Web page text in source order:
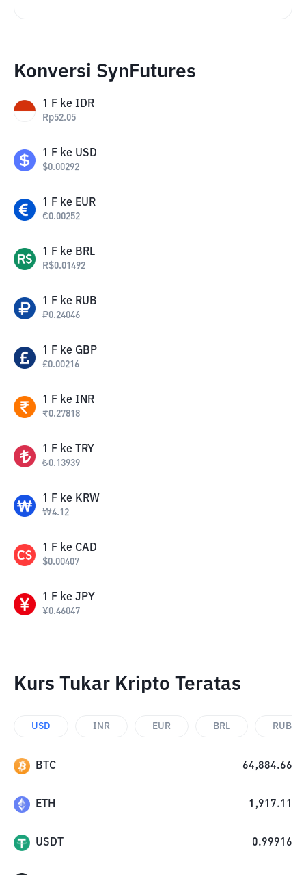
Konversi SynFutures
1 F ke IDR
Rp52.05
1 F ke USD
$0.00292
1 F ke EUR
€0.00252
1 F ke BRL
R$0.01492
1 F ke RUB
₽0.24046
1 F ke GBP
£0.00216
1 F ke INR
₹0.27818
1 F ke TRY
₺0.13939
1 F ke KRW
₩4.12
1 F ke CAD
$0.00407
1 F ke JPY
¥0.46047
Kurs Tukar Kripto Teratas
USD INR EUR BRL RUB
BTC 64,884.66
ETH 1,917.11
USDT 0.99916